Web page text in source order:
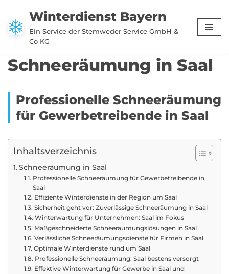
Zum
Inhalt
Winterdienst Bayern
Ein Service der Stemweder Service GmbH &
Co KG
Schneeräumung in Saal
Professionelle Schneeräumung
für Gewerbetreibende in Saal
Inhaltsverzeichnis
Schneeräumung in Saal
Professionelle Schneeräumung für Gewerbetreibende in
Saal
Effiziente Winterdienste in der Region um Saal
Sicherheit geht vor: Zuverlässige Schneeräumung in Saal
Winterwartung für Unternehmen: Saal im Fokus
Maßgeschneiderte Schneeräumungslösungen in Saal
Verlässliche Schneeräumungsdienste für Firmen in Saal
Optimale Winterdienste rund um Saal
Professionelle Schneeräumung: Saal bestens versorgt
Effektive Winterwartung für Gewerbe in Saal und